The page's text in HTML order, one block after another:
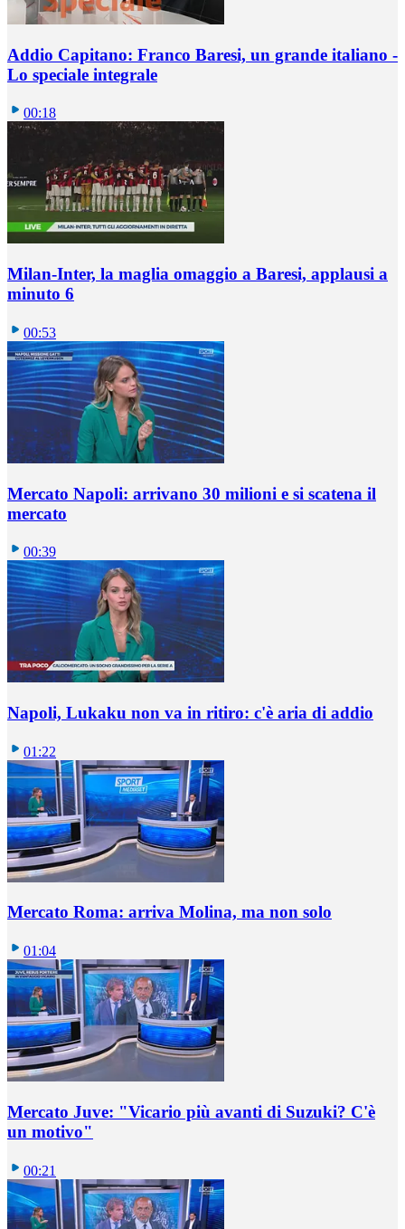
Addio Capitano: Franco Baresi, un grande italiano -
Lo speciale integrale
00:18
Milan-Inter, la maglia omaggio a Baresi, applausi a
minuto 6
00:53
Mercato Napoli: arrivano 30 milioni e si scatena il
mercato
00:39
Napoli, Lukaku non va in ritiro: c'è aria di addio
01:22
Mercato Roma: arriva Molina, ma non solo
01:04
Mercato Juve: "Vicario più avanti di Suzuki? C'è
un motivo"
00:21